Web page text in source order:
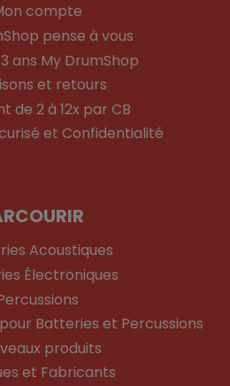
compte
pense à vous
ans My DrumShop
et retours
de 2 à 12x par CB
et Confidentialité
Acoustiques
Électroniques
Batteries et Percussions
produits
et Fabricants